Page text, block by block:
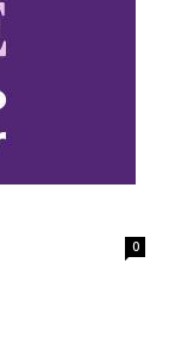
0